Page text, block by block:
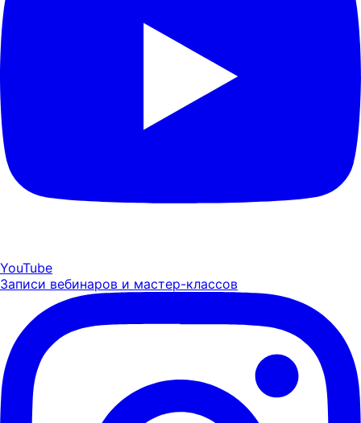
YouTube
Записи вебинаров и мастер-классов